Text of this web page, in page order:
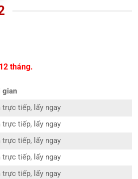
tháng.
gian
trực tiếp, lấy ngay
trực tiếp, lấy ngay
trực tiếp, lấy ngay
trực tiếp, lấy ngay
trực tiếp, lấy ngay